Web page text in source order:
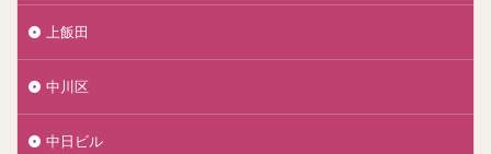
上飯田
中川区
中日ビル